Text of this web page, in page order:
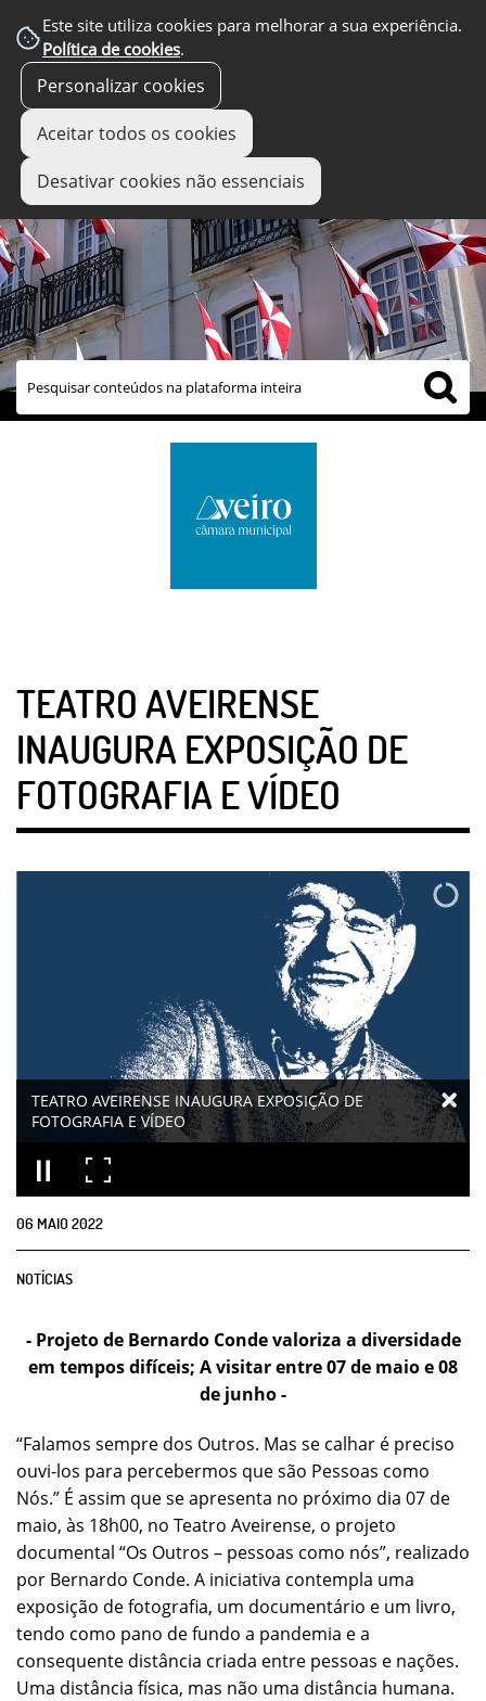
Este site utiliza cookies para melhorar a sua experiência.
Política de cookies.
Personalizar cookies
Aceitar todos os cookies
Desativar cookies não essenciais
links úteis
TEATRO AVEIRENSE
INAUGURA EXPOSIÇÃO DE
FOTOGRAFIA E VÍDEO
TEATRO AVEIRENSE INAUGURA EXPOSIÇÃO DE
FOTOGRAFIA E VÍDEO
06 MAIO2022
NOTÍCIAS
- Projeto de Bernardo Conde valoriza a diversidade
em tempos difíceis; A visitar entre 07 de maio e 08
de junho -
“Falamos sempre dos Outros. Mas se calhar é preciso
ouvi-los para percebermos que são Pessoas como
Nós.” É assim que se apresenta no próximo dia 07 de
maio, às 18h00, no Teatro Aveirense, o projeto
documental “Os Outros – pessoas como nós”, realizado
por Bernardo Conde. A iniciativa contempla uma
exposição de fotografia, um documentário e um livro,
tendo como pano de fundo a pandemia e a
consequente distância criada entre pessoas e nações.
Uma distância física, mas não uma distância humana.